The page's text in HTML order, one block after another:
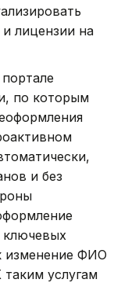
лицензии на
по которым
и без
ключевых
изменение ФИО
услугам